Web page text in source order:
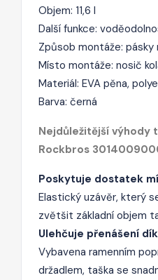
Objem: 11,6 l
Další funkce:
Způsob montáže: pásky
Místo montáže: nosič
Materiál: EVA pěna,
Barva: černá
Nejdůležitější výhody
Rockbros
Poskytuje dostatek
Elastický uzávěr, který
zvětšit základní objem
Ulehčuje přenášení
Vybavena ramenním
držadlem, taška se